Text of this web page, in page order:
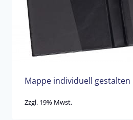
Mappe individuell gestalten
Zzgl. 19% Mwst.